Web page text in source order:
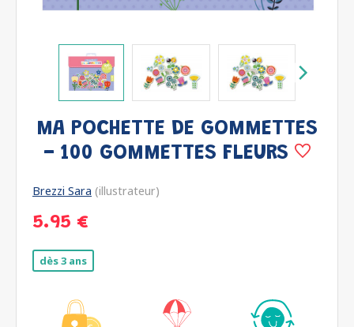
MA POCHETTE DE GOMMETTES
- 100 GOMMETTES FLEURS
Brezzi Sara (illustrateur)
5.95 €
dès 3 ans